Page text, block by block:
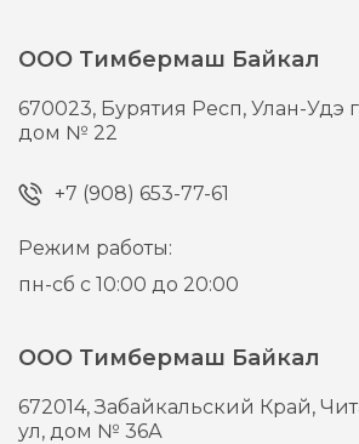
ООО Тимбермаш Байкал
670023, Бурятия Респ, Улан-Удэ
дом № 22
+7 (908) 653-77-61
Режим работы:
пн-сб с 10:00 до 20:00
ООО Тимбермаш Байкал
672014,Забайкальский Край,
ул, дом № 36А